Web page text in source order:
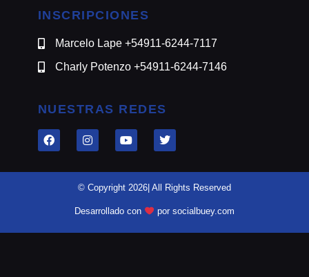
INSCRIPCIONES
Marcelo Lape +54911-6244-7117
Charly Potenzo +54911-6244-7146
NUESTRAS REDES
© Copyright 2026| All Rights Reserved
Desarrollado con por socialbuey.com